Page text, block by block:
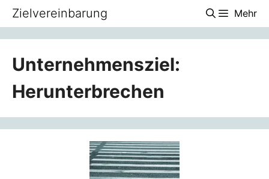
Zum
springen
Zielvereinbarung Mehr
Unternehmensziel:
Herunterbrechen